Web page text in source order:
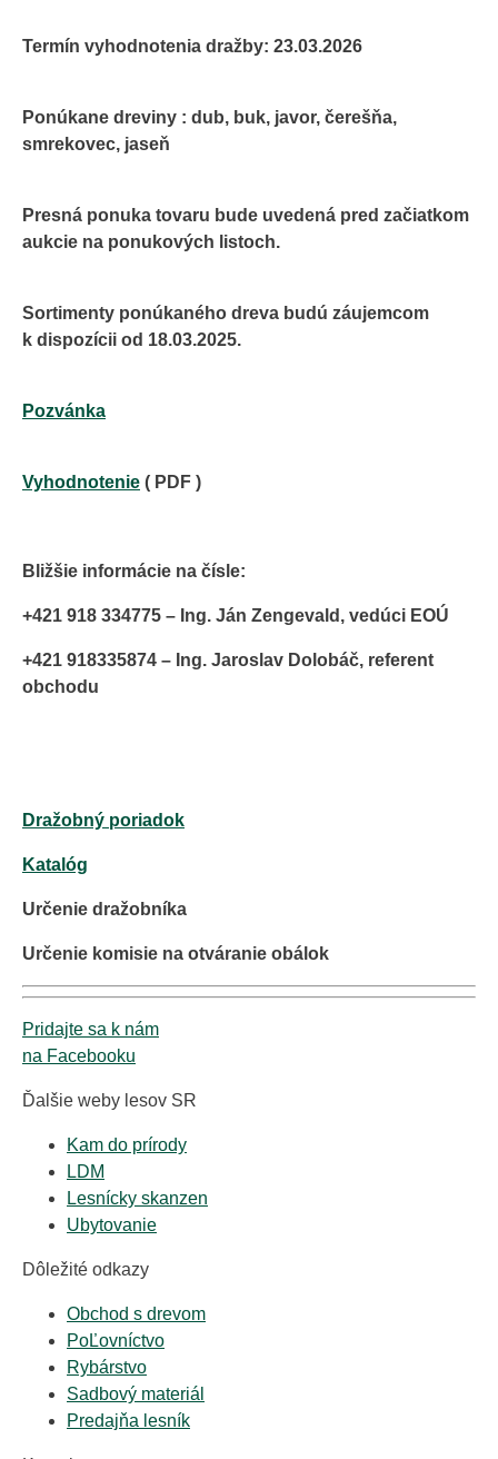
Termín vyhodnotenia dražby: 23.03.2026
Ponúkane dreviny : dub, buk, javor, čerešňa,
smrekovec, jaseň
Presná ponuka tovaru bude uvedená pred začiatkom
aukcie na ponukových listoch.
Sortimenty ponúkaného dreva budú záujemcom
k dispozícii od 18.03.2025.
Pozvánka
Vyhodnotenie ( PDF )
Bližšie informácie na čísle:
+421 918 334775 – Ing. Ján Zengevald, vedúci EOÚ
+421 918335874 – Ing. Jaroslav Dolobáč, referent
obchodu
Dražobný poriadok
Katalóg
Určenie dražobníka
Určenie komisie na otváranie obálok
Pridajte sa k nám
na Facebooku
Ďalšie weby lesov SR
Kam do prírody
LDM
Lesnícky skanzen
Ubytovanie
Dôležité odkazy
Obchod s drevom
PoĽovníctvo
Rybárstvo
Sadbový materiál
Predajňa lesník